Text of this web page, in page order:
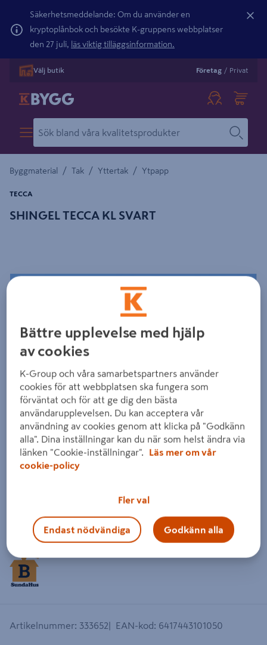
Säkerhetsmeddelande: Om du använder en
kryptoplånbok och besökte K-gruppens webbplatser
den 27 juli, läs viktig tilläggsinformation.
Välj butik Företag / Privat
Byggmaterial / Tak / Yttertak / Ytpapp
SHINGEL TECCA KL SVART
TECCA
Dra på bilden för att zooma in
Artikelnummer: 333652 EAN-kod: 6417443101050
Bättre upplevelse med hjälp
av cookies
K-Group och våra samarbetspartners använder
cookies för att webbplatsen ska fungera som
förväntat och för att ge dig den bästa
användarupplevelsen. Du kan acceptera vår
användning av cookies genom att klicka på "Godkänn
alla". Dina inställningar kan du när som helst ändra via
länken "Cookie-inställningar".
Läs mer om vår
cookie-policy
Fler val
Endast nödvändiga Godkänn alla